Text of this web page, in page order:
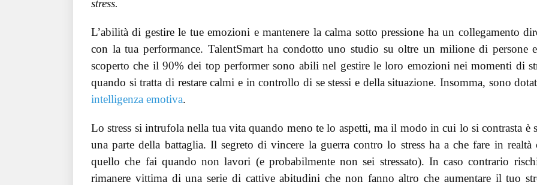
stress.
L’abilità di gestire le tue emozioni e mantenere la calma sotto pressione ha un collegamento
con la tua performance. TalentSmart ha condotto uno studio su oltre un milione di persone
scoperto che il 90% dei top performer sono abili nel gestire le loro emozioni nei momenti di
quando si tratta di restare calmi e in controllo di se stessi e della situazione. Insomma, sono
intelligenza emotiva.
Lo stress si intrufola nella tua vita quando meno te lo aspetti, ma il modo in cui lo si contrasta è
una parte della battaglia. Il segreto di vincere la guerra contro lo stress ha a che fare in realtà
quello che fai quando non lavori (e probabilmente non sei stressato). In caso contrario
rimanere vittima di una serie di cattive abitudini che non fanno altro che aumentare il tuo